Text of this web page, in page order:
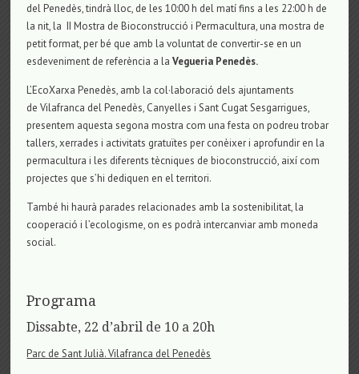
del Penedès, tindrà lloc, de les 10:00 h del matí fins a les 22:00 h de
la nit, la II Mostra de Bioconstrucció i Permacultura, una mostra de
petit format, per bé que amb la voluntat de convertir-se en un
esdeveniment de referència a laVegueria Penedès.
L’EcoXarxa Penedès, amb la col·laboració dels ajuntaments
de Vilafranca del Penedès, Canyelles i Sant Cugat Sesgarrigues,
presentem aquesta segona mostra com una festa on podreu trobar
tallers, xerrades i activitats gratuïtes per conèixer i aprofundir en la
permacultura i les diferents tècniques de bioconstrucció, així com
projectes que s’hi dediquen en el territori.
També hi haurà parades relacionades amb la sostenibilitat, la
cooperació i l’ecologisme, on es podrà intercanviar amb moneda
social.
Programa
Dissabte, 22 d’abril de 10 a 20h
Parc de Sant Julià. Vilafranca del Penedès